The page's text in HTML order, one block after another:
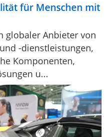
für Menschen mit
globaler Anbieter von
-dienstleistungen,
Komponenten,
u...